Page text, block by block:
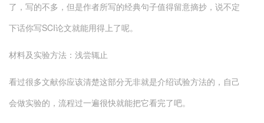
了，写的不多，但是作者所写的经典句子值得留意摘抄，说不定
下话你写SCI论文就能用得上了呢。
材料及实验方法：浅尝辄止
看过很多文献你应该清楚这部分无非就是介绍试验方法的，自己
会做实验的，流程过一遍很快就能把它看完了吧。